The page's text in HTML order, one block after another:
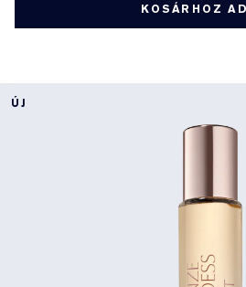
KOSÁRHOZ
ÚJ